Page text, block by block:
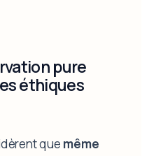
pure
éthiques
que même